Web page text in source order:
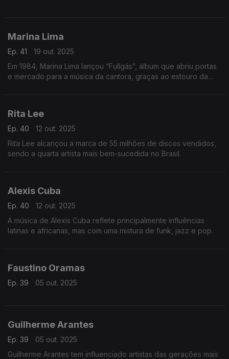
Marina Lima
Ep. 41
19 out. 2025
Em 1984, Marina Lima lançou “Fullgás”, álbum que abriu portas
e mercado para a música da cantora, graças ao estouro da
Rita Lee
Ep. 40
12 out. 2025
Rita Lee alcançou a marca de 55 milhões de discos vendidos,
sendo a quarta artista mais bem-sucedida no Brasil.
Alexis Cuba
Ep. 40
12 out. 2025
A música de Alexis Cuba reflete principalmente influências
latinas e africanas, mas com uma mistura de funk, jazz e pop.
Faustino Oramas
Ep. 39 05 out. 2025
Guilherme Arantes
Ep. 39
05 out. 2025
Guilherme Arantes tem influenciado artistas das gerações mais